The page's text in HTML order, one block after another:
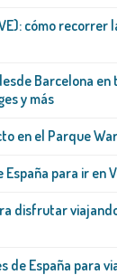
cómo recorrer
Barcelona
y más
en el Parque
España para ir en
disfrutar
de España para